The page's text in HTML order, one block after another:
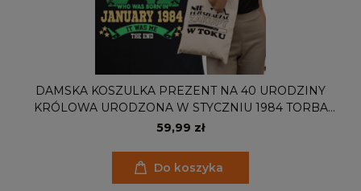
DAMSKA KOSZULKA PREZENT NA 40 URODZINY
KRÓLOWA URODZONA W STYCZNIU 1984 TORBA
GRATIS
59,99 zł
Do koszyka